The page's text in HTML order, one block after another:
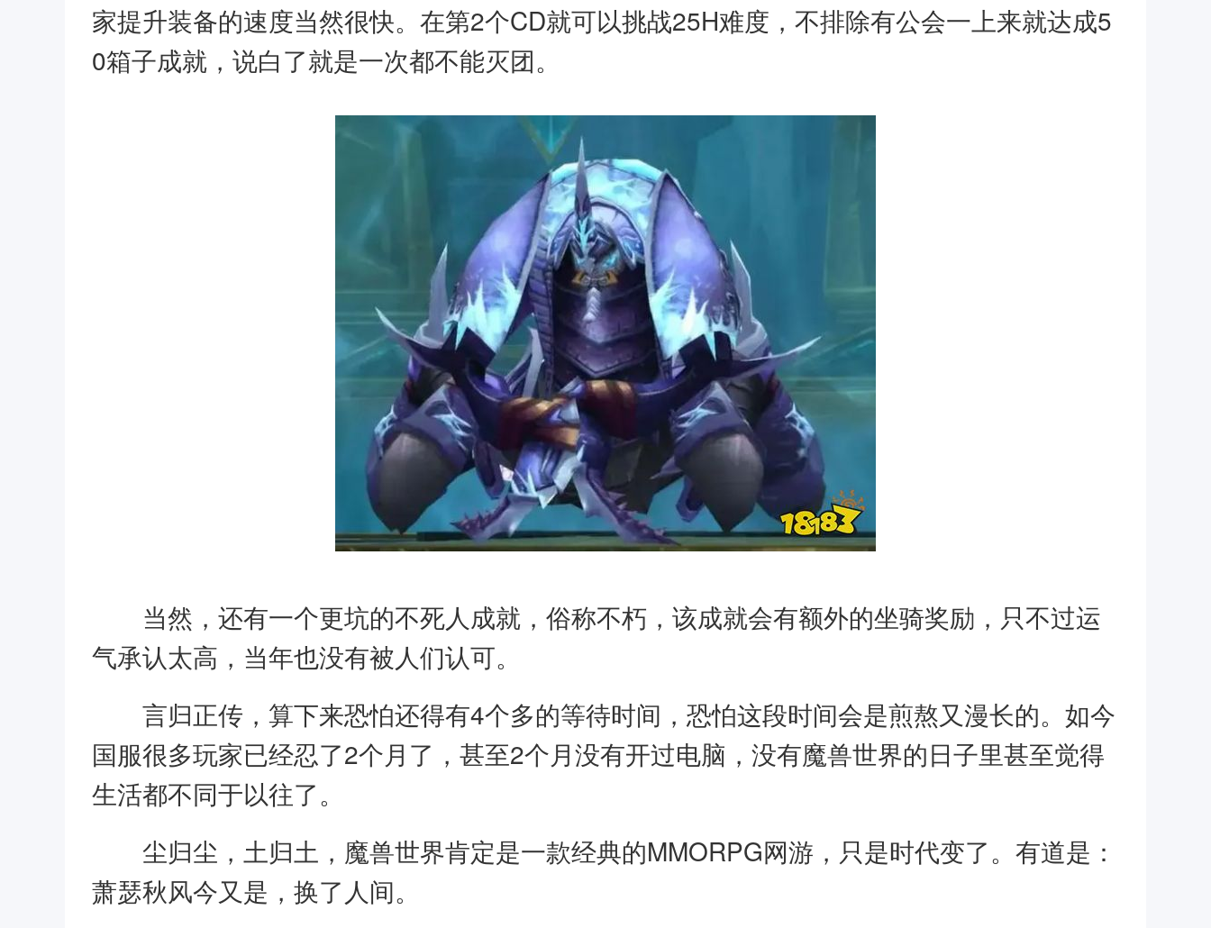
家提升装备的速度当然很快。在第2个CD就可以挑战25H难度，不排除有公会一上来就达成5
0箱子成就，说白了就是一次都不能灭团。
当然，还有一个更坑的不死人成就，俗称不朽，该成就会有额外的坐骑奖励，只不过运
气承认太高，当年也没有被人们认可。
言归正传，算下来恐怕还得有4个多的等待时间，恐怕这段时间会是煎熬又漫长的。如今
国服很多玩家已经忍了2个月了，甚至2个月没有开过电脑，没有魔兽世界的日子里甚至觉得
生活都不同于以往了。
尘归尘，土归土，魔兽世界肯定是一款经典的MMORPG网游，只是时代变了。有道是：
萧瑟秋风今又是，换了人间。